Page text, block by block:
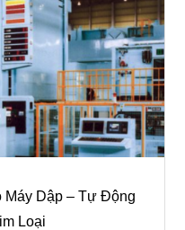
Máy Dập – Tự Động
Loại